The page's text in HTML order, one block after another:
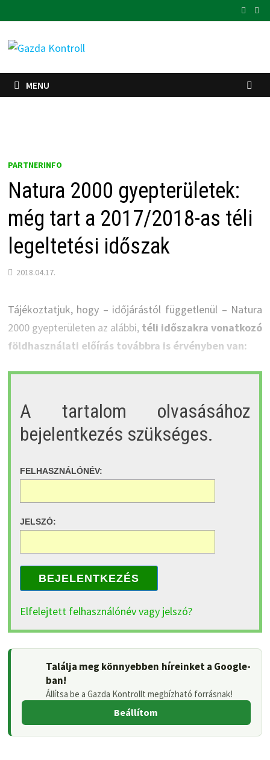
to
content
MENU
PARTNERINFO
Natura 2000 gyepterületek:
még tart a 2017/2018-as téli
legeltetési időszak
2018.04.17.
Tájékoztatjuk, hogy – időjárástól függetlenül – Natura
2000 gyepterületen az alábbi, téli időszakra vonatkozó
földhasználati előírás továbbra is érvényben van:
A tartalom olvasásához
bejelentkezés szükséges.
FELHASZNÁLÓNÉV:
JELSZÓ:
BEJELENTKEZÉS
Elfelejtett felhasználónév vagy jelszó?
Találja meg könnyebben híreinket a Google-
ban!
Állítsa be a Gazda Kontrollt megbízható forrásnak!
Beállítom